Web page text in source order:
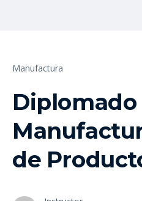
Manufactura
Diplomado
de